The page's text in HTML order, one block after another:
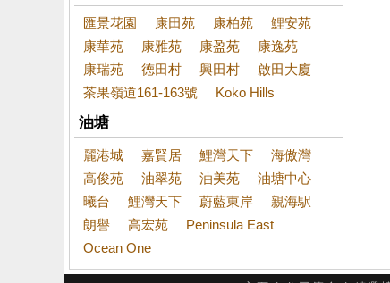
匯景花園 康田苑 康柏苑
鯉安苑
康華苑
康雅苑 康盈苑
康逸苑
康瑞苑
德田村 興田村
啟田大廈
茶果嶺道161-163號
Koko Hills
油塘
麗港城 嘉賢居 鯉灣天下
海傲灣
高俊苑
油翠苑 油美苑
油塘中心
曦台
鯉灣天下 蔚藍東岸
親海駅
朗譽
高宏苑
Peninsula East
Ocean One